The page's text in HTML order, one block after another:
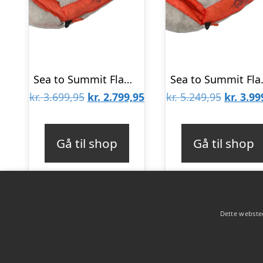
Sea to Summit Flame Fm1, Light Grey / Red
kr.3.699,95 Den
var:
kr. 3.699,95.
kr. 2.799,95Den
kr. 2.799,95.
Gå til shop
Sea
kr.5.249,95 Den
var:
kr.
kr.
Gå til shop
Dette